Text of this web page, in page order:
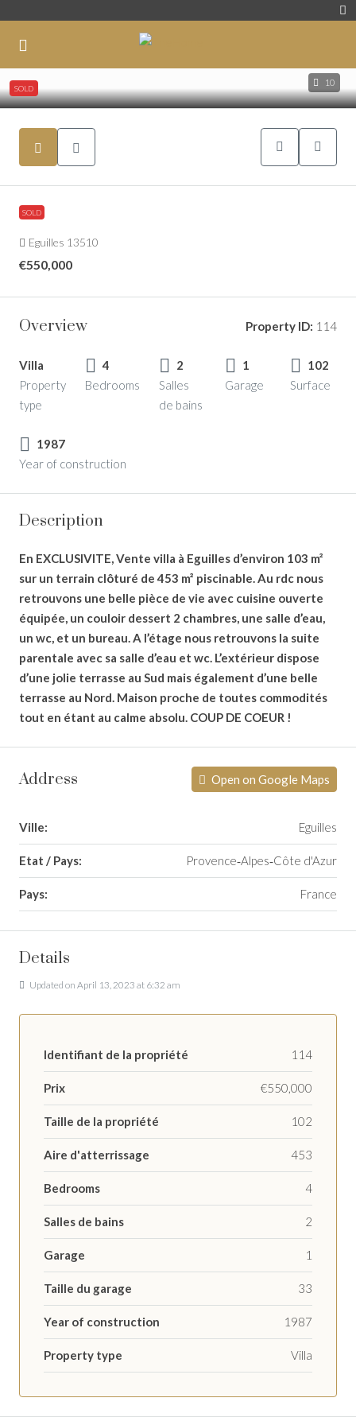
10
SOLD
SOLD
Eguilles 13510
€550,000
Overview Property ID: 114
Villa
Property
type
4
Bedrooms
2
Salles
de bains
1
Garage
102
Surface
1987
Year of construction
Description
En EXCLUSIVITE, Vente villa à Eguilles d’environ 103 m²
sur un terrain clôturé de 453 m² piscinable. Au rdc nous
retrouvons une belle pièce de vie avec cuisine ouverte
équipée, un couloir dessert 2 chambres, une salle d’eau,
un wc, et un bureau. A l’étage nous retrouvons la suite
parentale avec sa salle d’eau et wc. L’extérieur dispose
d’une jolie terrasse au Sud mais également d’une belle
terrasse au Nord. Maison proche de toutes commodités
tout en étant au calme absolu. COUP DE COEUR !
Address Open on Google Maps
Ville: Eguilles
Etat / Pays: Provence‑Alpes‑Côte d'Azur
Pays: France
Details
Updated on April 13, 2023 at 6:32 am
Identifiant de la propriété 114
Prix €550,000
Taille de la propriété 102
Aire d'atterrissage 453
Bedrooms 4
Salles de bains 2
Garage 1
Taille du garage 33
Year of construction 1987
Property type Villa